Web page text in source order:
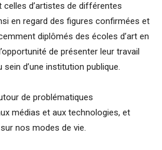
celles d’artistes de différentes
en regard des figures confirmées et
diplômés des écoles d’art en
de présenter leur travail
d’une institution publique.
de problématiques
médias et aux technologies, et
nos modes de vie.